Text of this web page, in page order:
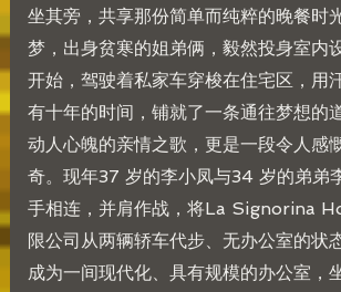
坐其旁，共享那份简单而纯粹的晚餐时
梦，出身贫寒的姐弟俩，毅然投身室内
开始，驾驶着私家车穿梭在住宅区，用
有十年的时间，铺就了一条通往梦想的
动人心魄的亲情之歌，更是一段令人感
奇。现年37 岁的李小凤与34 岁的弟弟
手相连，并肩作战，将La Signorina
限公司从两辆轿车代步、无办公室的状
成为一间现代化、具有规模的办公室，